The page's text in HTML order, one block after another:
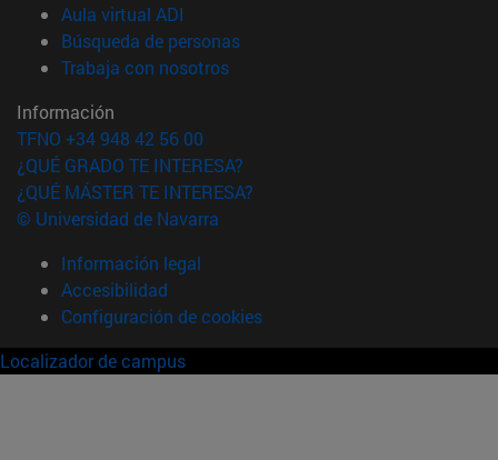
Aula virtual ADI
Búsqueda de personas(abre en nueva ventana)
Trabaja con nosotros(abre en nueva ventana)
Información
TFNO +34 948 42 56 00
¿QUÉ GRADO TE INTERESA?
¿QUÉ MÁSTER TE INTERESA?
© Universidad de Navarra
Información legal
Accesibilidad
Configuración de cookies
Localizador de campus